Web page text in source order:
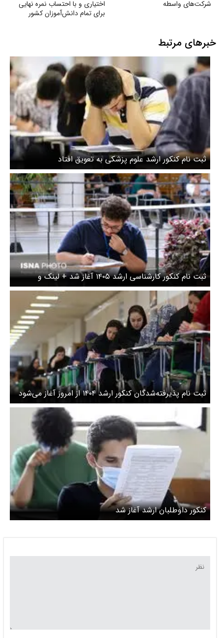
شرکت‌های واسطه
اختیاری و با احتساب نمره نهایی
برای تمام دانش‌آموزان کشور
خبرهای مرتبط
ثبت نام کنکور ارشد علوم پزشکی به تعویق افتاد
ثبت نام کنکور کارشناسی ارشد ۱۴۰۵ آغاز شد + لینک و
جزئیات
ثبت نام پذیرفته‌شدگان کنکور ارشد ۱۴۰۴ از امروز آغاز می‌شود
+ جزئیات
کنکور داوطلبان ارشد آغاز شد